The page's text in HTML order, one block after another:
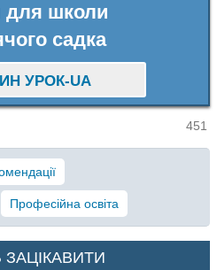
для школи
садка
УРОК-UA
451
Професійна освіта